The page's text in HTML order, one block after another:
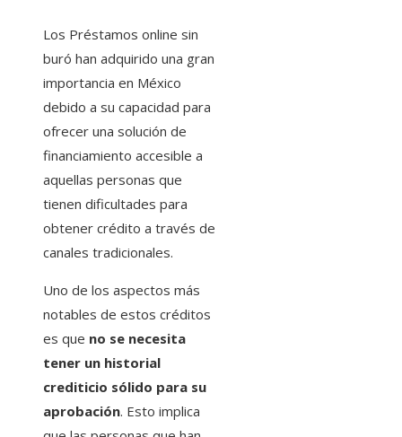
Los Préstamos online sin
buró han adquirido una gran
importancia en México
debido a su capacidad para
ofrecer una solución de
financiamiento accesible a
aquellas personas que
tienen dificultades para
obtener crédito a través de
canales tradicionales.
Uno de los aspectos más
notables de estos créditos
es que no se necesita
tener un historial
crediticio sólido para su
aprobación. Esto implica